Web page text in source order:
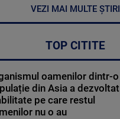
VEZI MAI MULTE ȘTIRI
TOP CITITE
oamenilor dintr-o
din Asia a dezvoltat
pe care restul
nu o au